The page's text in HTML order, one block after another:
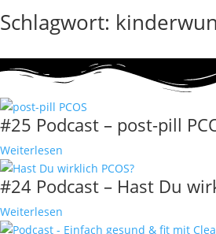
Schlagwort:
#25 Podcast – post-pill
Weiterlesen
#24 Podcast – Hast Du
Weiterlesen